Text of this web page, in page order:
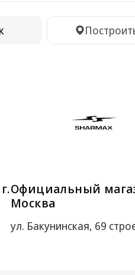
Официальный
Москва
ул. Бакунинская, 69